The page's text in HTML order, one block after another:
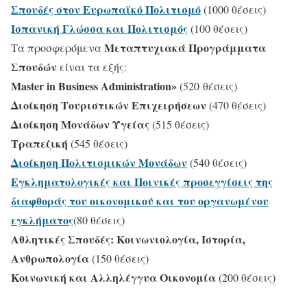
Σπουδές στον Ευρωπαϊκό Πολιτισμό(1000 θέσεις)
Ισπανική Γλώσσα και Πολιτισμός(100 θέσεις)
Τα προσφερόμεναΜεταπτυχιακά Προγράμματα
Σπουδών είναι τα εξής:
Master in Business Administration»(520 θέσεις)
Διοίκηση Τουριστικών Επιχειρήσεων (470 θέσεις)
Διοίκηση Μονάδων Υγείας(515 θέσεις)
Τραπεζική (545 θέσεις)
Διοίκηση Πολιτισμικών Μονάδων(540 θέσεις)
Εγκληματολογικές και Ποινικές προσεγγίσεις της
διαφθοράς του οικονομικού και του οργανωμένου
εγκλήματος(80 θέσεις)
Αθλητικές Σπουδές: Κοινωνιολογία, Ιστορία,
Ανθρωπολογία(150 θέσεις)
Κοινωνική και Αλληλέγγυα Οικονομία(200 θέσεις)